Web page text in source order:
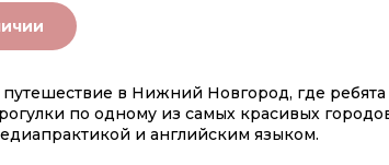
в Нижний Новгород, где ребята
по одному из самых красивых
и английским языком.